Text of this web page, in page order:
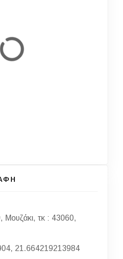
Μουζάκι, τκ : 43060,
21.664219213984